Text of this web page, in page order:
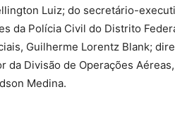
Luiz; do secretário-
da Polícia Civil do Distrito
Guilherme Lorentz Blank;
Divisão de Operações
Medina.